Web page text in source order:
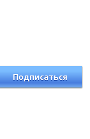
Подписаться